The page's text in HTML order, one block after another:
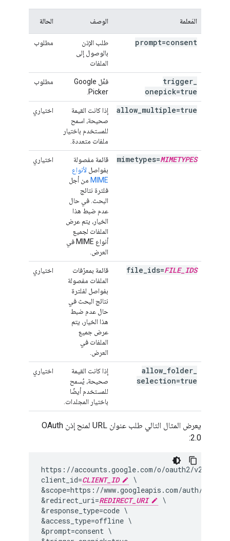
المَعلمة الوصف الحالة
prompt=consent
طلب الإذن
بالوصول إلى
الملفات
مطلوب
trigger
onepick=true
فعِّل Google
Picker.
مطلوب
allow multiple=true
إذا كانت القيمة
صحيحة، اسمح
للمستخدم باختيار
ملفات متعددة.
اختياري
mimetypes=MIMETYPES
قائمة مفصولة
بفواصل لأنواع
MIME من أجل
فلترة نتائج
البحث. في حال
عدم ضبط هذا
الخيار، يتم عرض
الملفات لجميع
أنواع MIME في
العرض.
اختياري
file ids=FILE_ IDS
قائمة بمعرّفات
الملفات مفصولة
بفواصل لفلترة
نتائج البحث في
حال عدم ضبط
هذا الخيار، يتم
عرض جميع
الملفات في
العرض.
اختياري
allow folder
selection=true
إذا كانت القيمة
صحيحة، يُسمح
للمستخدم أيضًا
باختيار المجلدات.
اختياري
يعرض المثال التالي طلب عنوان URL لمنح إذن OAuth
2.0:
https://accounts.google.com/o/oauth2/v2/
client_id=CLIENT_ID
\
&scope=https://www.googleapis.com/auth/
&redirect_uri=REDIRECT_URI
\
&response_type=code \
&access_type=offline \
&prompt=consent \